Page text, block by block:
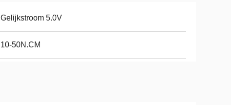
Gelijkstroom 5.0V
10-50N.CM